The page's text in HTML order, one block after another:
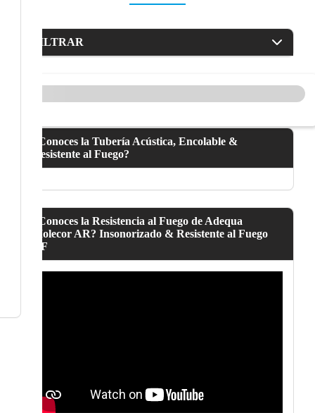
FILTRAR
¿Conoces la Tubería Acústica, Encolable &
Resistente al Fuego?
¿Conoces la Resistencia al Fuego de Adequa
Molecor AR? Insonorizado & Resistente al Fuego
NF